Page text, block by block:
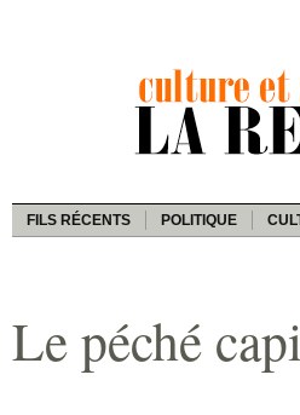
FILS RÉCENTS POLITIQUE
Le péché